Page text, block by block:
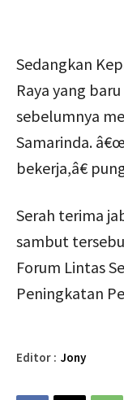
Sedangkan
Raya yang
sebelumnya
Samarinda.
bekerja,â€
Serah terima
sambut
Forum Lintas
Peningkatan
Editor : Jony